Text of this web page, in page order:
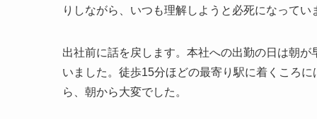
りしながら、いつも理解しようと必死になってい
出社前に話を戻します。本社への出勤の日は朝
いました。徒歩15分ほどの最寄り駅に着くころ
ら、朝から大変でした。